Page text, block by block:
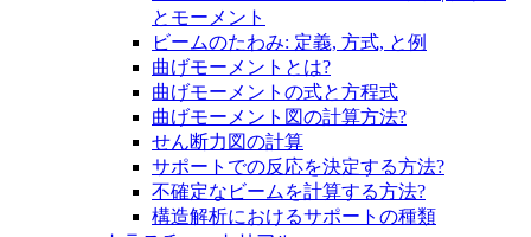
とモーメント
ビームのたわみ: 定義, 方式, と例
曲げモーメントとは?
曲げモーメントの式と方程式
曲げモーメント図の計算方法?
せん断力図の計算
サポートでの反応を決定する方法?
不確定なビームを計算する方法?
構造解析におけるサポートの種類